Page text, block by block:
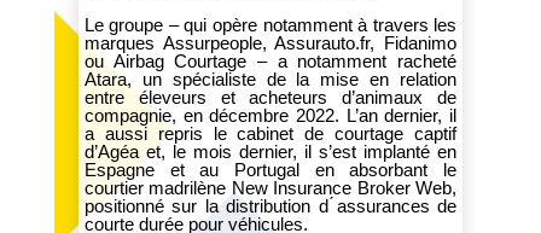
Le groupe – qui opère notamment à travers les
marques Assurpeople, Assurauto.fr, Fidanimo
ou Airbag Courtage – a notamment racheté
Atara, un spécialiste de la mise en relation
entre éleveurs et acheteurs d’animaux de
compagnie, en décembre 2022. L’an dernier, il
a aussi repris le cabinet de courtage captif
d’Agéa et, le mois dernier, il s’est implanté en
Espagne et au Portugal en absorbant le
courtier madrilène New Insurance Broker Web,
positionné sur la distribution d ́assurances de
courte durée pour véhicules.